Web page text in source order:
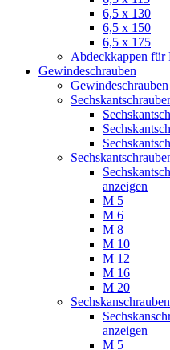
6,5 x 130
6,5 x 150
6,5 x 175
Abdeckkappen für
Gewindeschrauben
anzeigen
M 5
M 6
M 8
M 10
M 12
M 16
M 20
anzeigen
M 5